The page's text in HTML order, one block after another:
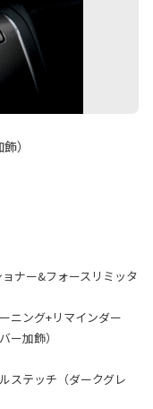
）
ナー&フォースリミッタ
ニング+リマインダー
ー加飾）
ステッチ（ダークグレ